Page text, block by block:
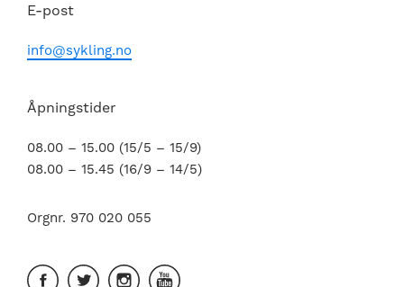
E-post
info@sykling.no
Åpningstider
08.00 – 15.00 (15/5 – 15/9)
08.00 – 15.45 (16/9 – 14/5)
Orgnr. 970 020 055